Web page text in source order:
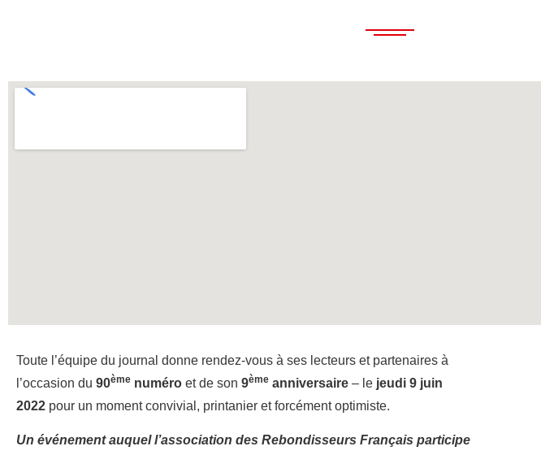
Toute l’équipe du journal donne rendez-vous à ses lecteurs et partenaires à
l’occasion du 90ème numéro et de son 9ème anniversaire – le jeudi 9 juin
2022 pour un moment convivial, printanier et forcément optimiste.
Un événement auquel l’association des Rebondisseurs Français participe